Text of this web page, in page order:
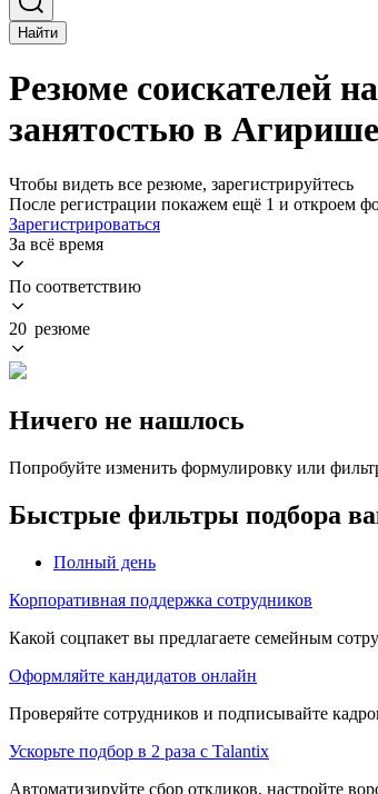
Найти
Резюме соискателей
занятостью в Агирише
Чтобы видеть все резюме, зарегистрируйтесь
После регистрации покажем ещё 1 и откроем
Зарегистрироваться
За всё время
По соответствию
20 резюме
Ничего не нашлось
Попробуйте изменить формулировку или
Быстрые фильтры подбора
Полный день
Корпоративная поддержка сотрудников
Какой соцпакет вы предлагаете семейным
Оформляйте кандидатов онлайн
Проверяйте сотрудников и подписывайте
Ускорьте подбор в 2 раза с Talantix
Автоматизируйте сбор откликов, настройте